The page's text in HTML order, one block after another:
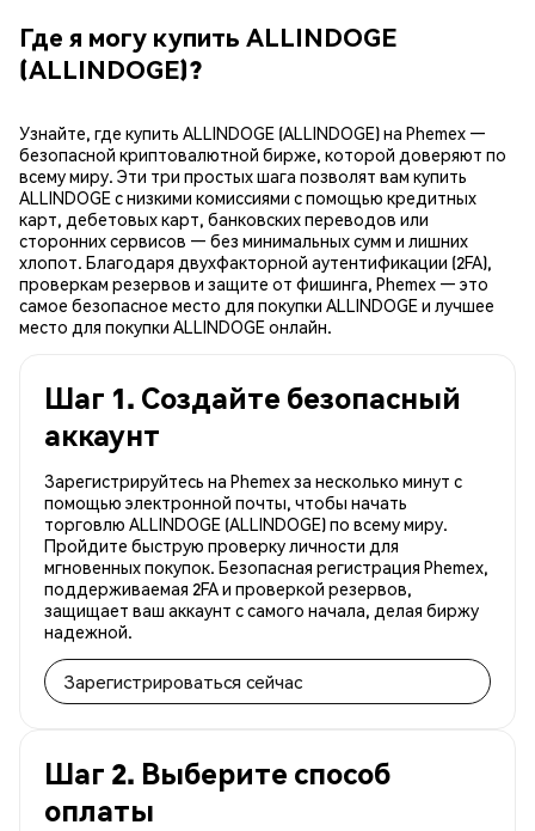
Где я могу купить ALLINDOGE
(ALLINDOGE)?
Узнайте, где купить ALLINDOGE (ALLINDOGE) на Phemex —
безопасной криптовалютной бирже, которой доверяют по
всему миру. Эти три простых шага позволят вам купить
ALLINDOGE с низкими комиссиями с помощью кредитных
карт, дебетовых карт, банковских переводов или
сторонних сервисов — без минимальных сумм и лишних
хлопот. Благодаря двухфакторной аутентификации (2FA),
проверкам резервов и защите от фишинга, Phemex — это
самое безопасное место для покупки ALLINDOGE и лучшее
место для покупки ALLINDOGE онлайн.
Шаг 1. Создайте безопасный
аккаунт
Зарегистрируйтесь на Phemex за несколько минут с
помощью электронной почты, чтобы начать
торговлю ALLINDOGE (ALLINDOGE) по всему миру.
Пройдите быструю проверку личности для
мгновенных покупок. Безопасная регистрация Phemex,
поддерживаемая 2FA и проверкой резервов,
защищает ваш аккаунт с самого начала, делая биржу
надежной.
Зарегистрироваться сейчас
Шаг 2. Выберите способ
оплаты